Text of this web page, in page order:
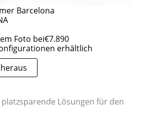
Barcelona
Foto bei€7.890
erhältlich
Lösungen für den